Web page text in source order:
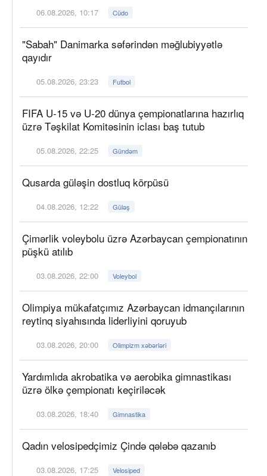
06.08.2026, 10:17 Cüdo
"Sabah" Danimarka səfərindən məğlubiyyətlə
qayıdır
05.08.2026, 23:23 Futbol
FIFA U-15 və U-20 dünya çempionatlarına hazırlıq
üzrə Təşkilat Komitəsinin iclası baş tutub
05.08.2026, 22:25 Gündəm
Qusarda güləşin dostluq körpüsü
04.08.2026, 12:22 Güləş
Çimərlik voleybolu üzrə Azərbaycan çempionatının
püşkü atılıb
03.08.2026, 22:00 Voleybol
Olimpiya mükafatçımız Azərbaycan idmançılarının
reytinq siyahısında liderliyini qoruyub
03.08.2026, 20:00 Olimpizm xəbərləri
Yardımlıda akrobatika və aerobika gimnastikası
üzrə ölkə çempionatı keçiriləcək
03.08.2026, 18:40 Gimnastika
Qadın velosipedçimiz Çində qələbə qazanıb
03.08.2026, 17:25 Velosiped